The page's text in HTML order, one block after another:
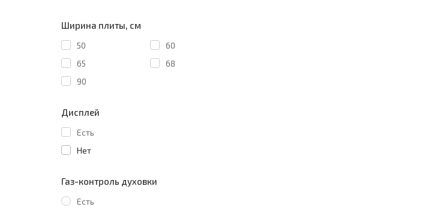
Ширина плиты, см
50
60
65
68
90
Дисплей
Есть
Нет
Газ-контроль духовки
Есть